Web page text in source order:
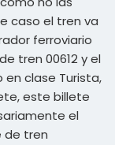
caso el tren va
ferroviario
tren 00612 y el
clase Turista,
este billete
el
de tren